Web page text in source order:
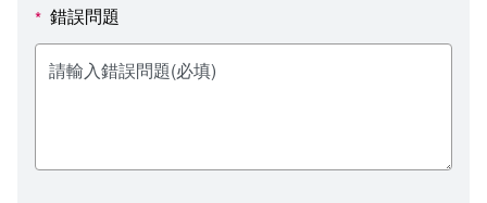
教學媒體處
電算中心
意見信箱
各單位意見信箱
影音資訊
* 錯誤問題